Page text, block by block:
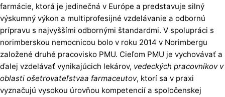
farmácie, ktorá je jedinečná v Európe a predstavuje silný
výskumný výkon a multiprofesijné vzdelávanie a odbornú
prípravu s najvyššími odbornými štandardmi. V spolupráci s
norimberskou nemocnicou bolo v roku 2014 v Norimbergu
založené druhé pracovisko PMU. Cieľom PMU je vychovávať a
ďalej vzdelávať vynikajúcich lekárov, vedeckých pracovníkov v
oblasti ošetrovateľstvaa farmaceutov, ktorí sa v praxi
vyznačujú vysokou úrovňou kompetencií a spoločenskej